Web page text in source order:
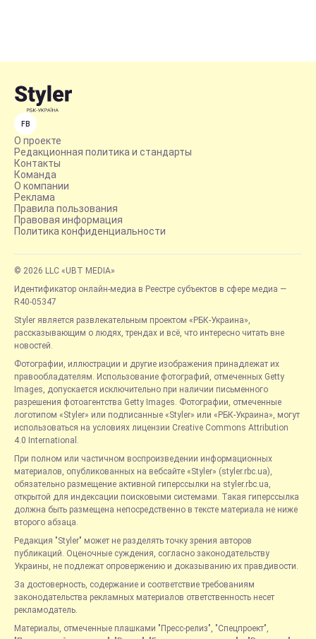
FB
О проекте
Редакционная политика и стандарты
Контакты
Команда
О компании
Реклама
Правила пользования
Правовая информация
Политика конфиденциальности
© 2026 LLC «UBT MEDIA»
Идентификатор онлайн-медиа в Реестре субъектов в сфере медиа —
R40-05347
Styler является развлекательным проектом «РБК-Украина»,
рассказывающим о людях, трендах и всё, что интересно читать вне
новостей.
Фотографии, иллюстрации и другие изображения принадлежат их
правообладателям. Использование фотографий, отмеченных Getty
Images, допускается исключительно при наличии письменного
разрешения фотоагентства Getty Images. Фотографии, отмеченные
логотипом «Styler» или подписанные «Styler» или «РБК-Украина», могут
использоваться на условиях лицензии Creative Commons Attribution
4.0 International.
При полном или частичном воспроизведении информационных
материалов, опубликованных на вебсайте «Styler» (styler.rbc.ua),
обязательно размещение активной гиперссылки на styler.rbc.ua,
открытой для индексации поисковыми системами. Такая гиперссылка
должна быть размещена непосредственно в тексте материала не ниже
второго абзаца.
Редакция "Styler" может не разделять точку зрения авторов
публикаций. Оценочные суждения, согласно законодательству
Украины, не подлежат опровержению и доказыванию их правдивости.
За достоверность, содержание и соответствие требованиям
законодательства рекламных материалов ответственность несет
рекламодатель.
Материалы, отмеченные плашками "Пресс-релиз", "Спецпроект",